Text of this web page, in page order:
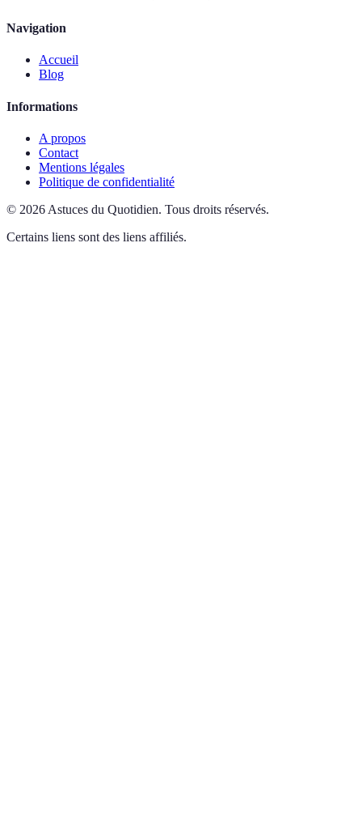
Navigation
Accueil
Blog
Informations
A propos
Contact
Mentions légales
Politique de confidentialité
© 2026 Astuces du Quotidien. Tous droits réservés.
Certains liens sont des liens affiliés.